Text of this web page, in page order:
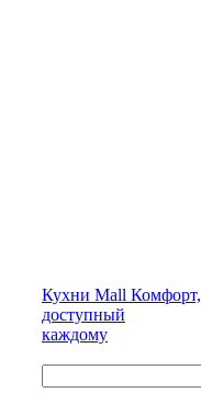
Кухни Mall Комфорт,
доступный
каждому